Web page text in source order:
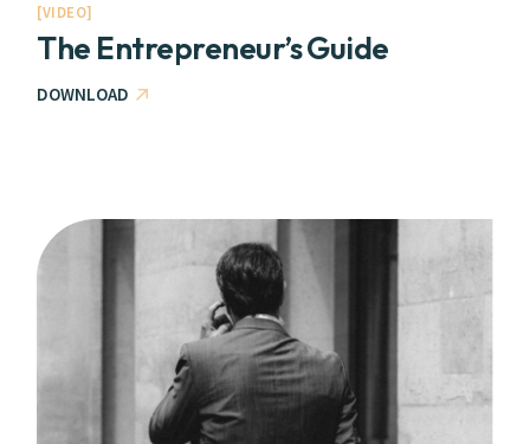
VIDEO
The Entrepreneur’s Guide
DOWNLOAD